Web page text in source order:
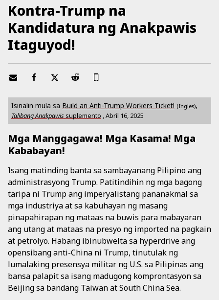
Kontra-Trump na
Kandidatura ng Anakpawis
Itaguyod!
Isinalin mula sa Build an Anti-Trump Workers Ticket! (Ingles),
Talibang Anakpawis suplemento ,Abril 16, 2025
Mga Manggagawa! Mga Kasama! Mga
Kababayan!
Isang matinding banta sa sambayanang Pilipino ang
administrasyong Trump. Patitindihin ng mga bagong
taripa ni Trump ang imperyalistang pananakmal sa
mga industriya at sa kabuhayan ng masang
pinapahirapan ng mataas na buwis para mabayaran
ang utang at mataas na presyo ng imported na pagkain
at petrolyo. Habang ibinubwelta sa hyperdrive ang
opensibang anti-China ni Trump, tinutulak ng
lumalaking presensya militar ng U.S. sa Pilipinas ang
bansa palapit sa isang madugong komprontasyon sa
Beijing sa bandang Taiwan at South China Sea.